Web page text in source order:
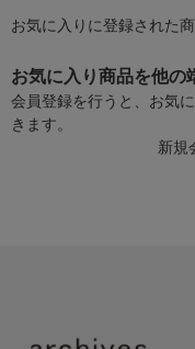
お気に入りに登録された
お気に入り商品を他の
会員登録を行うと、お気
きます。
新規